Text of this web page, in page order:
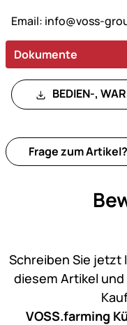
Email: info@voss-
Dokumente
BEDIEN-,
Frage zum Artikel?
Schreiben Sie jetzt
diesem Artikel
VOSS.farming